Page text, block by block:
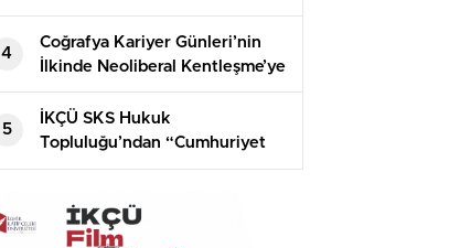
4
Coğrafya Kariyer Günleri’nin
İlkinde Neoliberal Kentleşme’ye
Odaklanıldı
5
İKÇÜ SKS Hukuk
Topluluğu’ndan “Cumhuriyet
ve Hukuk Sergisi”